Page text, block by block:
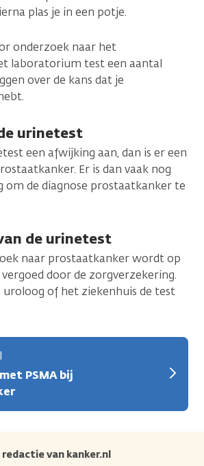
plas je in een potje.
onderzoek naar het
laboratorium test een aantal
over de kans dat je
urinetest
een afwijking aan, dan is er een
Er is dan vaak nog
om de diagnose prostaatkanker te
de urinetest
naar prostaatkanker wordt op
door de zorgverzekering.
uroloog of het ziekenhuis de test
PSMA bij
van kanker.nl